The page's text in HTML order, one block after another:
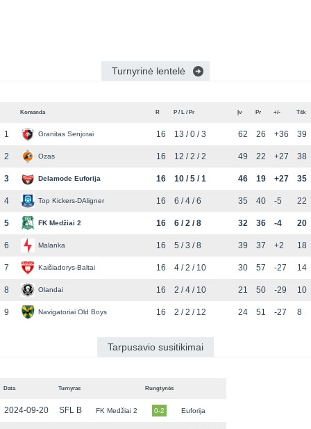
Turnyrinė lentelė
Komanda R P / L / Pr Įv Pr +/- Tšk
1 Granitas Senjorai 16 13 / 0 / 3 62 26 +36 39
2 Ozas 16 12 / 2 / 2 49 22 +27 38
3 Delamode Euforija 16 10 / 5 / 1 46 19 +27 35
4 Top Kickers-DAligner 16 6 / 4 / 6 35 40 -5 22
5 FK Medžiai 2 16 6 / 2 / 8 32 36 -4 20
6 Malanka 16 5 / 3 / 8 39 37 +2 18
7 Kaišiadorys-Baltai 16 4 / 2 / 10 30 57 -27 14
8 Olandai 16 2 / 4 / 10 21 50 -29 10
9 Navigatoriai Old Boys 16 2 / 2 / 12 24 51 -27 8
Tarpusavio susitikimai
Data Turnyras Rungtynės
2024-09-20 SFL B FK Medžiai 2 0-2 Euforija